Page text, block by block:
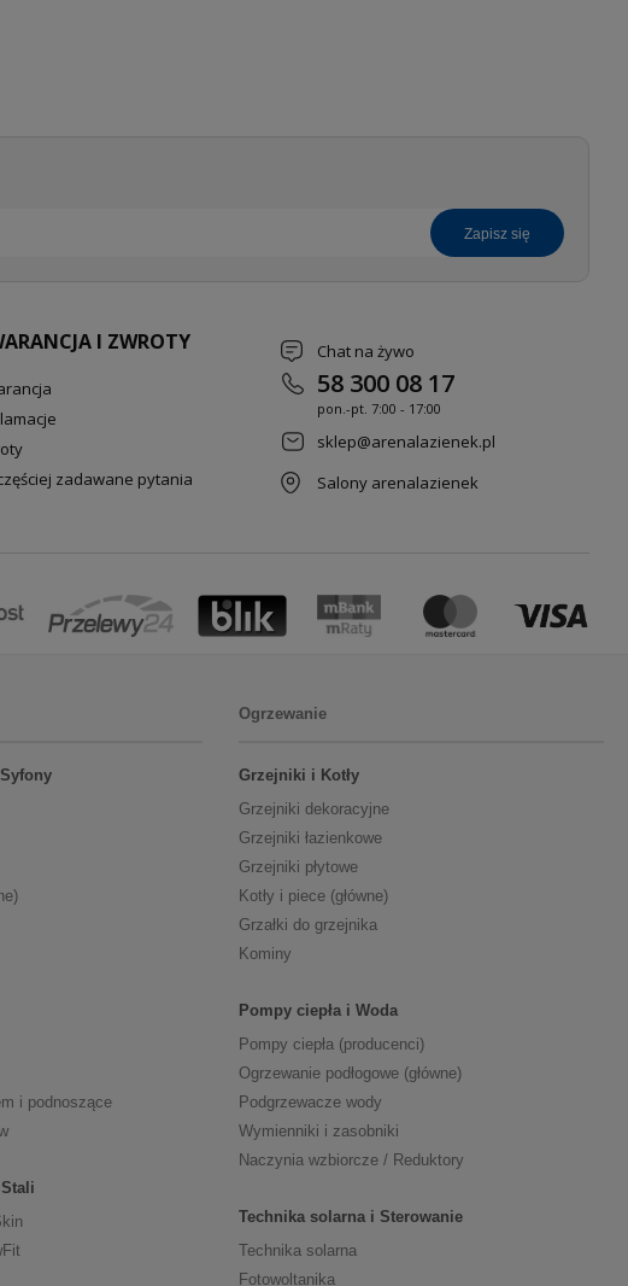
zapisz się
I ZWROTY
zadawane pytania
Chat na żywo
58 300 08 17
pon.-pt. 7:00 - 17:00
sklep@arenalazienek.pl
Salony arenalazienek
i podnoszące
Ogrzewanie
Grzejniki i Kotły
Grzejniki dekoracyjne
Grzejniki łazienkowe
Grzejniki płytowe
Kotły i piece (główne)
Grzałki do grzejnika
Kominy
Pompy ciepła i Woda
Pompy ciepła (producenci)
Ogrzewanie podłogowe (główne)
Podgrzewacze wody
Wymienniki i zasobniki
Naczynia wzbiorcze / Reduktory
Technika solarna i Sterowanie
Technika solarna
Fotowoltanika